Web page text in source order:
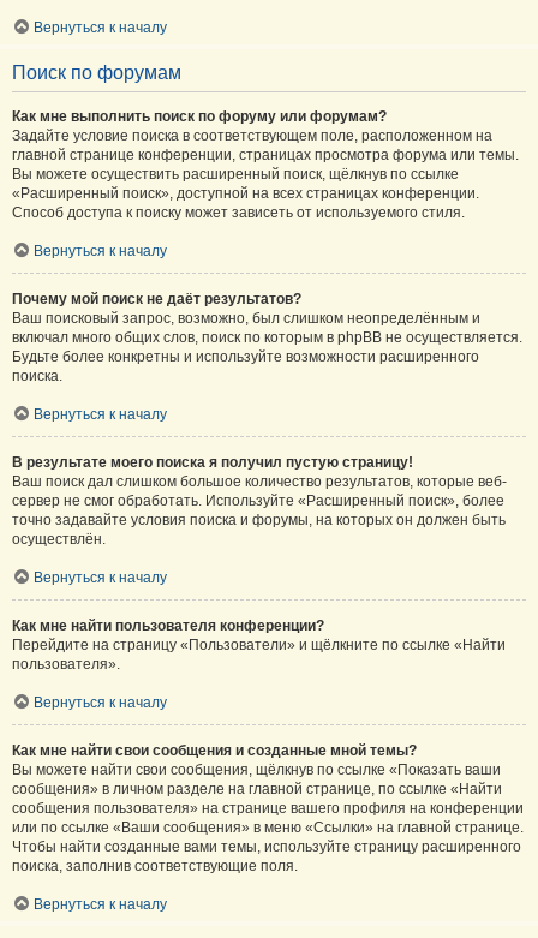
Вернуться к началу
Поиск по форумам
Как мне выполнить поиск по форуму или форумам?
Задайте условие поиска в соответствующем поле, расположенном на
главной странице конференции, страницах просмотра форума или темы.
Вы можете осуществить расширенный поиск, щёлкнув по ссылке
«Расширенный поиск», доступной на всех страницах конференции.
Способ доступа к поиску может зависеть от используемого стиля.
Вернуться к началу
Почему мой поиск не даёт результатов?
Ваш поисковый запрос, возможно, был слишком неопределённым и
включал много общих слов, поиск по которым в phpBB не осуществляется.
Будьте более конкретны и используйте возможности расширенного
поиска.
Вернуться к началу
В результате моего поиска я получил пустую страницу!
Ваш поиск дал слишком большое количество результатов, которые веб-
сервер не смог обработать. Используйте «Расширенный поиск», более
точно задавайте условия поиска и форумы, на которых он должен быть
осуществлён.
Вернуться к началу
Как мне найти пользователя конференции?
Перейдите на страницу «Пользователи» и щёлкните по ссылке «Найти
пользователя».
Вернуться к началу
Как мне найти свои сообщения и созданные мной темы?
Вы можете найти свои сообщения, щёлкнув по ссылке «Показать ваши
сообщения» в личном разделе на главной странице, по ссылке «Найти
сообщения пользователя» на странице вашего профиля на конференции
или по ссылке «Ваши сообщения» в меню «Ссылки» на главной странице.
Чтобы найти созданные вами темы, используйте страницу расширенного
поиска, заполнив соответствующие поля.
Вернуться к началу